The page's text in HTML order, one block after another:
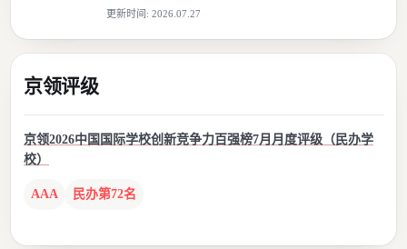
更新时间: 2026.07.27
京领评级
京领2026中国国际学校创新竞争力百强榜7月月度评级（民办学
校）
AAA 民办第72名